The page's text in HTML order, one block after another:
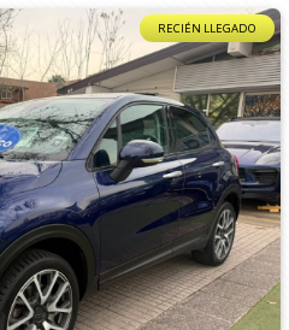
RECIÉN LLEGADO